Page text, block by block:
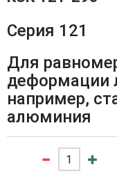
Серия 121
Для
деформации
например,
алюминия